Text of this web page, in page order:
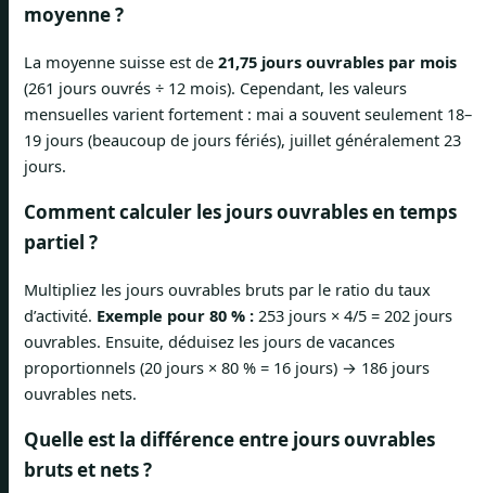
moyenne ?
La moyenne suisse est de 21,75 jours ouvrables par mois
(261 jours ouvrés ÷ 12 mois). Cependant, les valeurs
mensuelles varient fortement : mai a souvent seulement 18–
19 jours (beaucoup de jours fériés), juillet généralement 23
jours.
Comment calculer les jours ouvrables en temps
partiel ?
Multipliez les jours ouvrables bruts par le ratio du taux
d’activité. Exemple pour 80 % : 253 jours × 4/5 = 202 jours
ouvrables. Ensuite, déduisez les jours de vacances
proportionnels (20 jours × 80 % = 16 jours) → 186 jours
ouvrables nets.
Quelle est la différence entre jours ouvrables
bruts et nets ?